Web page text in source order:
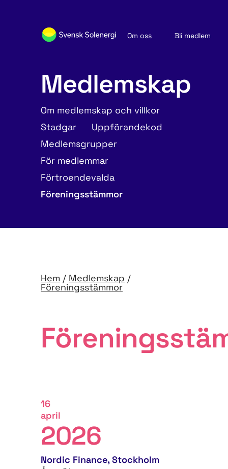
Om oss
Bli medlem
Medlemskap
Om medlemskap och villkor
Stadgar
Uppförandekod
Medlemsgrupper
För medlemmar
Förtroendevalda
Föreningsstämmor
Hem / Medlemskap /
Föreningsstämmor
2026
16
april
Nordic Finance, Stockholm